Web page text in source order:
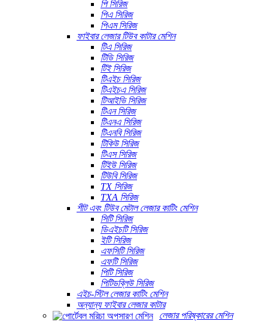
পি সিরিজ
পিএ সিরিজ
পিএম সিরিজ
ফাইবার লেজার টিউব কাটার মেশিন
টিএ সিরিজ
টিডি সিরিজ
টিই সিরিজ
টিএইচ সিরিজ
টিএইচএ সিরিজ
টিআইভি সিরিজ
টিএন সিরিজ
টিএনএ সিরিজ
টিএনবি সিরিজ
টিকিউ সিরিজ
টিএস সিরিজ
টিইউ সিরিজ
টিউবি সিরিজ
TX সিরিজ
TXA সিরিজ
শীট এবং টিউব মেটাল লেজার কাটিং মেশিন
সিটি সিরিজ
ডিএইচটি সিরিজ
ইটি সিরিজ
এফসিটি সিরিজ
এফটি সিরিজ
পিটি সিরিজ
পিটিডব্লিউ সিরিজ
এইচ-স্টিল লেজার কাটিং মেশিন
অন্যান্য ফাইবার লেজার কাটার
লেজার পরিষ্কারের মেশিন